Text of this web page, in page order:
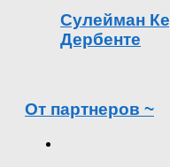
Сулейман
Дербенте
От партнеров ~